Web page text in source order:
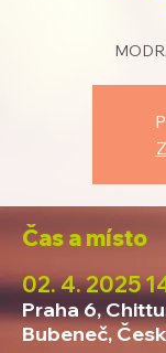
Čas a místo
02. 4. 2025
Praha 6,
Bubeneč,